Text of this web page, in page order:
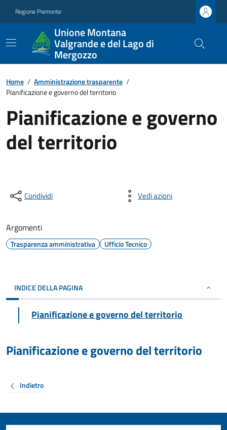
Regione Piemonte
Unione Montana
Valgrande e del Lago di
Mergozzo
Home / Amministrazione trasparente /
Pianificazione e governo del territorio
Pianificazione e governo
del territorio
Condividi Vedi azioni
Argomenti
Trasparenza amministrativa Ufficio Tecnico
INDICE DELLA PAGINA
Pianificazione e governo del territorio
Pianificazione e governo del territorio
Indietro